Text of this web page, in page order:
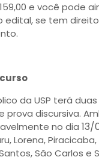
e você pode
se tem
da USP terá
prova discursiva.
no dia 13/
Lorena,
São Carlos e